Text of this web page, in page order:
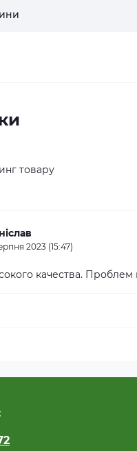
товару
2023 (15:47)
качества.